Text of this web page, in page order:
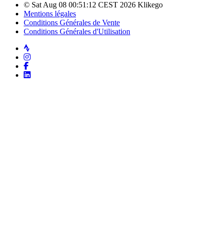
© Sat Aug 08 00:51:12 CEST 2026 Klikego
Mentions légales
Conditions Générales de Vente
Conditions Générales d'Utilisation
Strava
Instagram
Facebook
LinkedIn